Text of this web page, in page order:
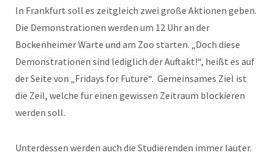
In Frankfurt soll es zeitgleich zwei große Aktionen geben.
Die Demonstrationen werden um 12 Uhr an der
Bockenheimer Warte und am Zoo starten. „Doch diese
Demonstrationen sind lediglich der Auftakt!“, heißt es auf
der Seite von „Fridays for Future“. Gemeinsames Ziel ist
die Zeil, welche für einen gewissen Zeitraum blockieren
werden soll.
Unterdessen werden auch die Studierenden immer lauter.